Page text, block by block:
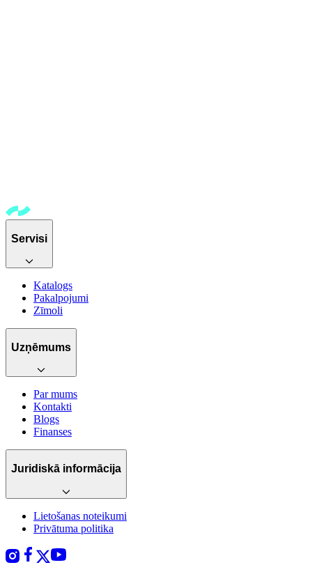
Servisi
Katalogs
Pakalpojumi
Zīmoli
Uzņēmums
Par mums
Kontakti
Blogs
Finanses
Juridiskā informācija
Lietošanas noteikumi
Privātuma politika